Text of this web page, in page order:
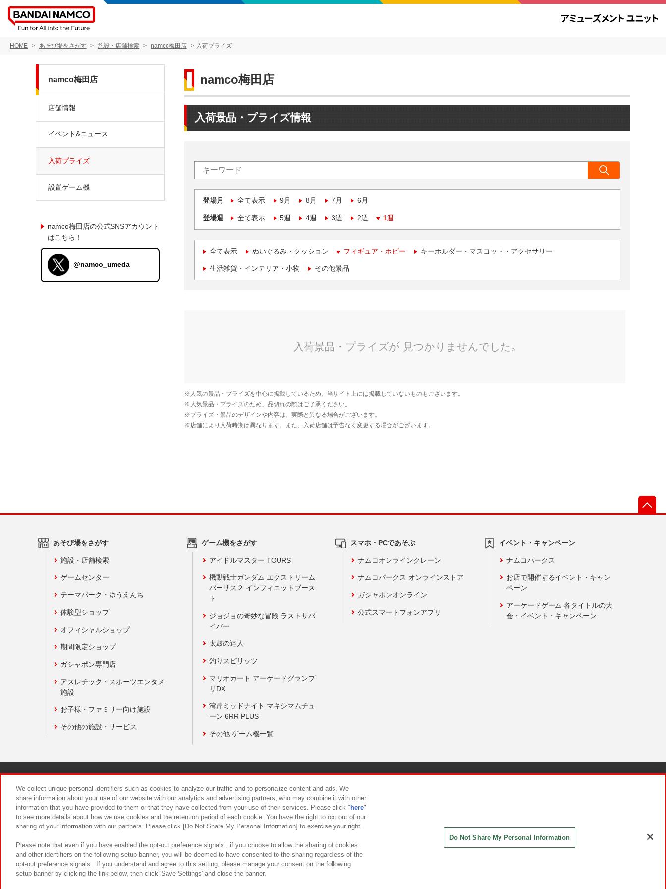
HOME あそび場をさがす 施設・店舗検索 namco梅田店 入荷プライズ
namco梅田店
入荷景品・プライズ情報
登場月 全て表示 9月 8月 7月 6月
登場週 全て表示 5週 4週 3週 2週 1週
全て表示 ぬいぐるみ・クッション フィギュア・ホビー キーホルダー・マスコット・アクセサリー
生活雑貨・インテリア・小物 その他景品
namco梅田店
店舗情報
イベント&ニュース
入荷プライズ
設置ゲーム機
namco梅田店の公式SNSアカウント
はこちら！
@namco_umeda
あそび場をさがす
施設・店舗検索
ゲームセンター
テーマパーク・ゆうえんち
体験型ショップ
オフィシャルショップ
期間限定ショップ
ガシャポン専門店
アスレチック・スポーツエンタメ
施設
お子様・ファミリー向け施設
その他の施設・サービス
ゲーム機をさがす
アイドルマスター TOURS
機動戦士ガンダム エクストリーム
バーサス２ インフィニットブース
ト
ジョジョの奇妙な冒険 ラストサバ
イバー
太鼓の達人
釣りスピリッツ
マリオカート アーケードグランプ
リDX
湾岸ミッドナイト マキシマムチュ
ーン 6RR PLUS
その他 ゲーム機一覧
スマホ・PCであそぶ
ナムコオンラインクレーン
ナムコパークス オンラインストア
ガシャポンオンライン
公式スマートフォンアプリ
イベント・キャンペーン
ナムコパークス
お店で開催するイベント・キャン
ペーン
アーケードゲーム 各タイトルの大
会・イベント・キャンペーン
食品のご提供について カスタマーハラスメント対応方針
We collect unique personal identifiers such as cookies to analyze our traffic and to personalize content and ads. We
share information about your use of our website with our analytics and advertising partners, who may combine it with other
information that you have provided to them or that they have collected from your use of their services. Please click " here"
to see more details about how we use cookies and the retention period of each cookie. You have the right to opt out of our
sharing of your information with our partners. Please click [Do Not Share My Personal Information] to exercise your right.
Please note that even if you have enabled the opt-out preference signals , if you choose to allow the sharing of cookies
and other identifiers on the following setup banner, you will be deemed to have consented to the sharing regardless of the
opt-out preference signals . If you understand and agree to this setting, please manage your consent on the following
setup banner by clicking the link below, then click 'Save Settings' and close the banner.
Do Not Share My Personal Information